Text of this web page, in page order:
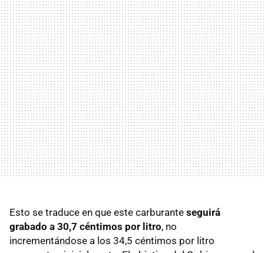
Esto se traduce en que este carburante seguirá
grabado a 30,7 céntimos por litro, no
incrementándose a los 34,5 céntimos por litro